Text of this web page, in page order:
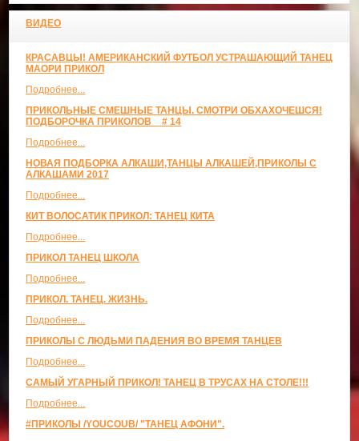
ВИДЕО
КРАСАВЦЫ! АМЕРИКАНСКИЙ ФУТБОЛ УСТРАШАЮЩИЙ ТАНЕЦ
МАОРИ ПРИКОЛ
Подробнее...
ПРИКОЛЬНЫЕ СМЕШНЫЕ ТАНЦЫ. СМОТРИ ОБХАХОЧЕШСЯ!
ПОДБОРОЧКА ПРИКОЛОВ _ # 14
Подробнее...
НОВАЯ ПОДБОРКА АЛКАШИ,ТАНЦЫ АЛКАШЕЙ,ПРИКОЛЫ С
АЛКАШАМИ 2017
Подробнее...
КИТ ВОЛОСАТИК ПРИКОЛ: ТАНЕЦ КИТА
Подробнее...
ПРИКОЛ ТАНЕЦ ШКОЛА
Подробнее...
ПРИКОЛ. ТАНЕЦ. ЖИЗНЬ.
Подробнее...
ПРИКОЛЫ С ЛЮДЬМИ ПАДЕНИЯ ВО ВРЕМЯ ТАНЦЕВ
Подробнее...
САМЫЙ УГАРНЫЙ ПРИКОЛ! ТАНЕЦ В ТРУСАХ НА СТОЛЕ!!!
Подробнее...
#ПРИКОЛЫ /YOUCOUB/ "ТАНЕЦ АФОНИ".